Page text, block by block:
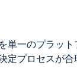
単一のプラット
定プロセスが合